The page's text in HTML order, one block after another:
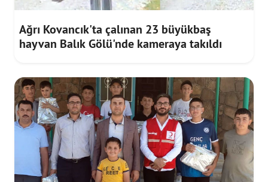
Ağrı Kovancık'ta çalınan 23 büyükbaş
hayvan Balık Gölü'nde kameraya takıldı